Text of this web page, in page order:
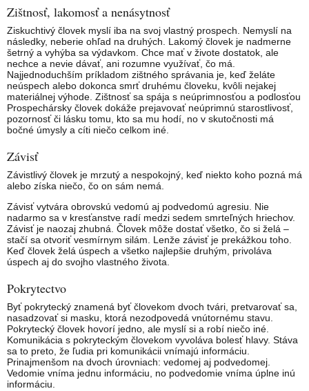
Zištnosť, lakomosť a nenásytnosť
Ziskuchtivý človek myslí iba na svoj vlastný prospech. Nemyslí na
následky, neberie ohľad na druhých. Lakomý človek je nadmerne
šetrný a vyhýba sa výdavkom. Chce mať v živote dostatok, ale
nechce a nevie dávať, ani rozumne využívať, čo má.
Najjednoduchším príkladom zištného správania je, keď želáte
neúspech alebo dokonca smrť druhému človeku, kvôli nejakej
materiálnej výhode. Zištnosť sa spája s neúprimnosťou a podlosťou
Prospechársky človek dokáže prejavovať neúprimnú starostlivosť,
pozornosť či lásku tomu, kto sa mu hodí, no v skutočnosti má
bočné úmysly a cíti niečo celkom iné.
Závisť
Závistlivý človek je mrzutý a nespokojný, keď niekto koho pozná má
alebo získa niečo, čo on sám nemá.
Závisť vytvára obrovskú vedomú aj podvedomú agresiu. Nie
nadarmo sa v kresťanstve radí medzi sedem smrteľných hriechov.
Závisť je naozaj zhubná. Človek môže dostať všetko, čo si želá –
stačí sa otvoriť vesmírnym silám. Lenže závisť je prekážkou toho.
Keď človek želá úspech a všetko najlepšie druhým, privoláva
úspech aj do svojho vlastného života.
Pokrytectvo
Byť pokrytecký znamená byť človekom dvoch tvári, pretvarovať sa,
nasadzovať si masku, ktorá nezodpovedá vnútornému stavu.
Pokrytecký človek hovorí jedno, ale myslí si a robí niečo iné.
Komunikácia s pokryteckým človekom vyvoláva bolesť hlavy. Stáva
sa to preto, že ľudia pri komunikácii vnímajú informáciu.
Prinajmenšom na dvoch úrovniach: vedomej aj podvedomej.
Vedomie vníma jednu informáciu, no podvedomie vníma úplne inú
informáciu.